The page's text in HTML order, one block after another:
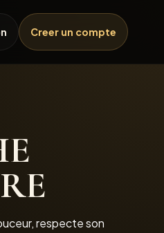
Creer un compte
respecte son